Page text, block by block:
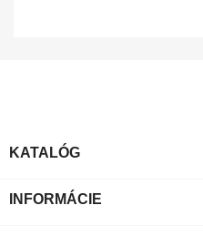
KATALÓG
INFORMÁCIE